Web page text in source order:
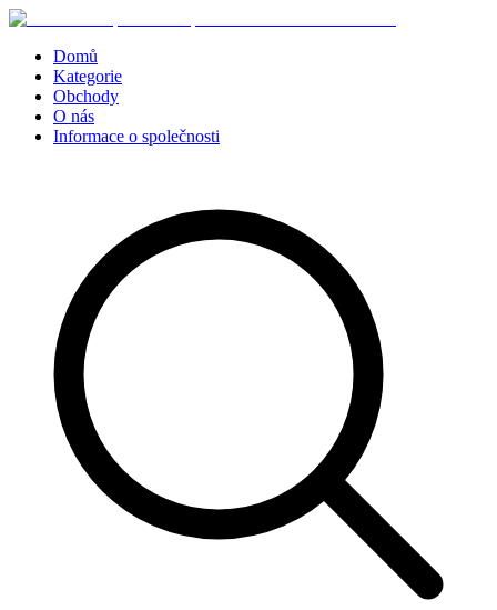
Domů
Kategorie
Obchody
O nás
Informace o společnosti